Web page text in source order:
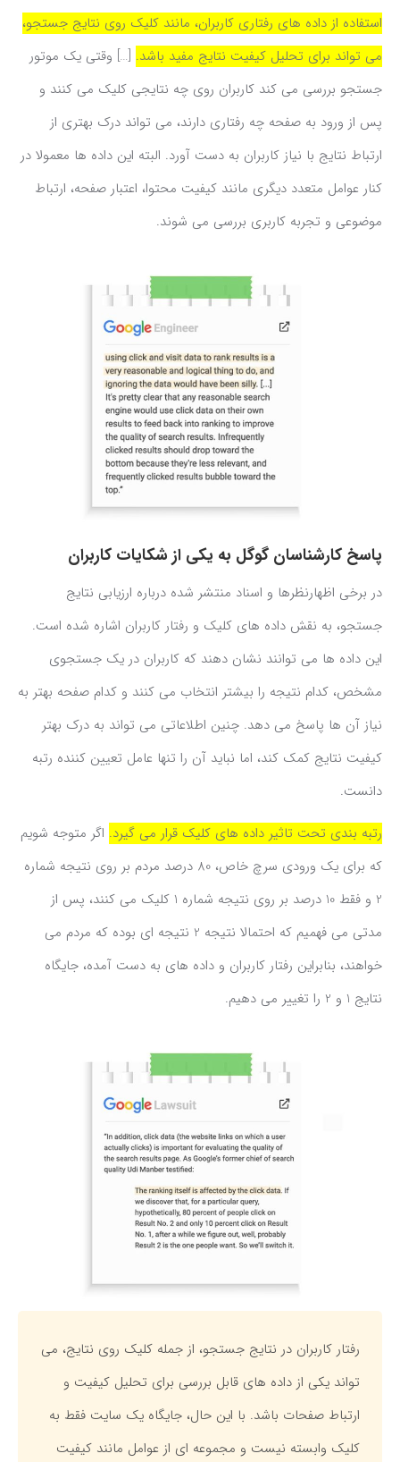
استفاده از داده های رفتاری کاربران، مانند کلیک روی نتایج جستجو،
می تواند برای تحلیل کیفیت نتایج مفید باشد. […] وقتی یک موتور
جستجو بررسی می کند کاربران روی چه نتایجی کلیک می کنند و
پس از ورود به صفحه چه رفتاری دارند، می تواند درک بهتری از
ارتباط نتایج با نیاز کاربران به دست آورد. البته این داده ها معمولا در
کنار عوامل متعدد دیگری مانند کیفیت محتوا، اعتبار صفحه، ارتباط
موضوعی و تجربه کاربری بررسی می شوند.
پاسخ کارشناسان گوگل به یکی از شکایات کاربران
در برخی اظهارنظرها و اسناد منتشر شده درباره ارزیابی نتایج
جستجو، به نقش داده های کلیک و رفتار کاربران اشاره شده است.
این داده ها می توانند نشان دهند که کاربران در یک جستجوی
مشخص، کدام نتیجه را بیشتر انتخاب می کنند و کدام صفحه بهتر به
نیاز آن ها پاسخ می دهد. چنین اطلاعاتی می تواند به درک بهتر
کیفیت نتایج کمک کند، اما نباید آن را تنها عامل تعیین کننده رتبه
دانست.
رتبه بندی تحت تاثیر داده های کلیک قرار می گیرد. اگر متوجه شویم
که برای یک ورودی سرچ خاص، 80 درصد مردم بر روی نتیجه شماره
2 و فقط 10 درصد بر روی نتیجه شماره 1 کلیک می کنند، پس از
مدتی می فهمیم که احتمالا نتیجه 2 نتیجه ای بوده که مردم می
خواهند، بنابراین رفتار کاربران و داده های به دست آمده، جایگاه
نتایج 1 و 2 را تغییر می دهیم.
رفتار کاربران در نتایج جستجو، از جمله کلیک روی نتایج، می
تواند یکی از داده های قابل بررسی برای تحلیل کیفیت و
ارتباط صفحات باشد. با این حال، جایگاه یک سایت فقط به
کلیک وابسته نیست و مجموعه ای از عوامل مانند کیفیت